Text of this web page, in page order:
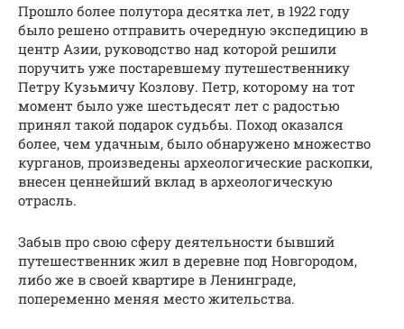
Прошло более полутора десятка лет, в 1922 году
было решено отправить очередную экспедицию в
центр Азии, руководство над которой решили
поручить уже постаревшему путешественнику
Петру Кузьмичу Козлову. Петр, которому на тот
момент было уже шестьдесят лет с радостью
принял такой подарок судьбы. Поход оказался
более, чем удачным, было обнаружено множество
курганов, произведены археологические раскопки,
внесен ценнейший вклад в археологическую
отрасль.
Забыв про свою сферу деятельности бывший
путешественник жил в деревне под Новгородом,
либо же в своей квартире в Ленинграде,
попеременно меняя место жительства.